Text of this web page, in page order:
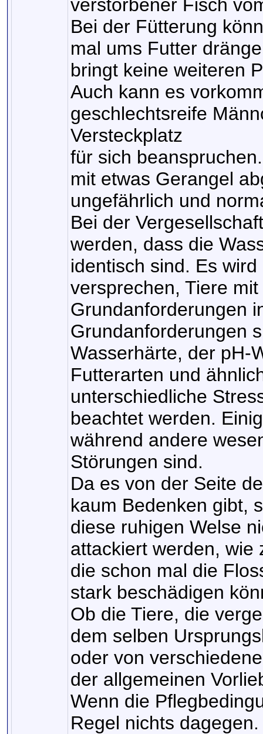
verstorbener Fisch
Bei der Fütterung
mal ums Futter
bringt keine weiteren
Auch kann es
geschlechtsreife
Versteckplatz
für sich
mit etwas Gerangel
ungefährlich und
Bei der
werden, dass die
identisch sind. Es
versprechen, Tiere
Grundanforderungen
Grundanforderungen
Wasserhärte, der pH-
Futterarten und
unterschiedliche
beachtet werden.
während andere
Störungen sind.
Da es von der Seite
kaum Bedenken gibt,
diese ruhigen Welse
attackiert werden, wie
die schon mal die
stark beschädigen
Ob die Tiere, die
dem selben
oder von
der allgemeinen
Wenn die
Regel nichts dagegen.